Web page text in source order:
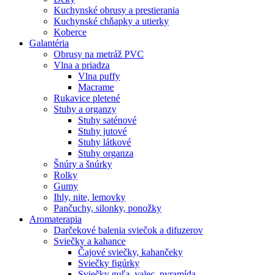
Kuchynské obrusy a prestierania
Kuchynské chňapky a utierky
Koberce
Galantéria
Obrusy na metráž PVC
Vlna a priadza
Vlna puffy
Macrame
Rukavice pletené
Stuhy a organzy
Stuhy saténové
Stuhy jutové
Stuhy látkové
Stuhy organza
Šnúry a šnúrky
Rolky
Gumy
Ihly, nite, lemovky
Pančuchy, silonky, ponožky
Aromaterapia
Darčekové balenia sviečok a difuzerov
Sviečky a kahance
Čajové sviečky, kahančeky
Sviečky figúrky